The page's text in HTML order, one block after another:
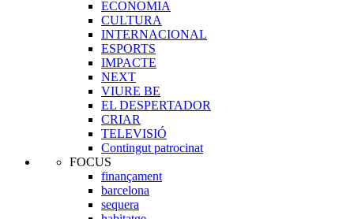
ECONOMIA
CULTURA
INTERNACIONAL
ESPORTS
IMPACTE
NEXT
VIURE BE
EL DESPERTADOR
CRIAR
TELEVISIÓ
Contingut patrocinat
FOCUS
finançament
barcelona
sequera